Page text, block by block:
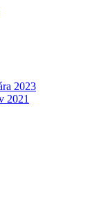
2023
2021